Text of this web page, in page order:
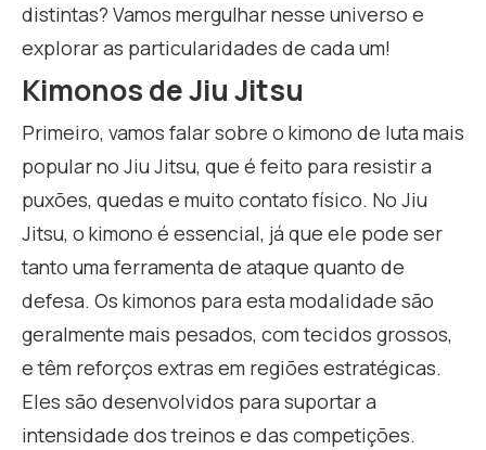
distintas? Vamos mergulhar nesse universo e
explorar as particularidades de cada um!
Kimonos de Jiu Jitsu
Primeiro, vamos falar sobre o kimono de luta mais
popular no Jiu Jitsu, que é feito para resistir a
puxões, quedas e muito contato físico. No Jiu
Jitsu, o kimono é essencial, já que ele pode ser
tanto uma ferramenta de ataque quanto de
defesa. Os kimonos para esta modalidade são
geralmente mais pesados, com tecidos grossos,
e têm reforços extras em regiões estratégicas.
Eles são desenvolvidos para suportar a
intensidade dos treinos e das competições.